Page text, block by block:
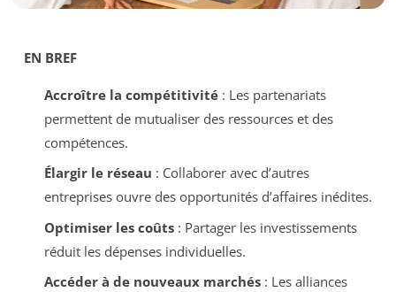
EN BREF
Accroître la compétitivité: Les partenariats
permettent de mutualiser des ressources et des
compétences.
Élargir le réseau : Collaborer avec d’autres
entreprises ouvre des opportunités d’affaires inédites.
Optimiser les coûts: Partager les investissements
réduit les dépenses individuelles.
Accéder à de nouveaux marchés: Les alliances